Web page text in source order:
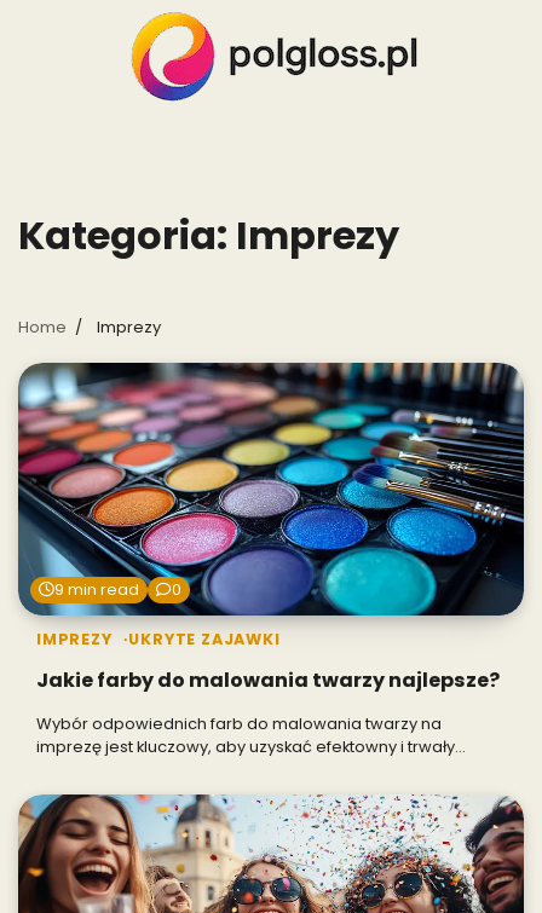
Kategoria: Imprezy
Home Imprezy
9 min read 0
IMPREZY UKRYTE ZAJAWKI
Jakie farby do malowania twarzy najlepsze?
Wybór odpowiednich farb do malowania twarzy na
imprezę jest kluczowy, aby uzyskać efektowny i trwały…